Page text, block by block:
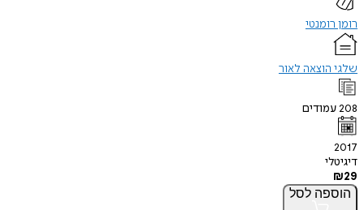
רומן רומנטי
שלגי הוצאה לאור
208עמודים
2017
דיגיטלי
₪29
הוספה לסל